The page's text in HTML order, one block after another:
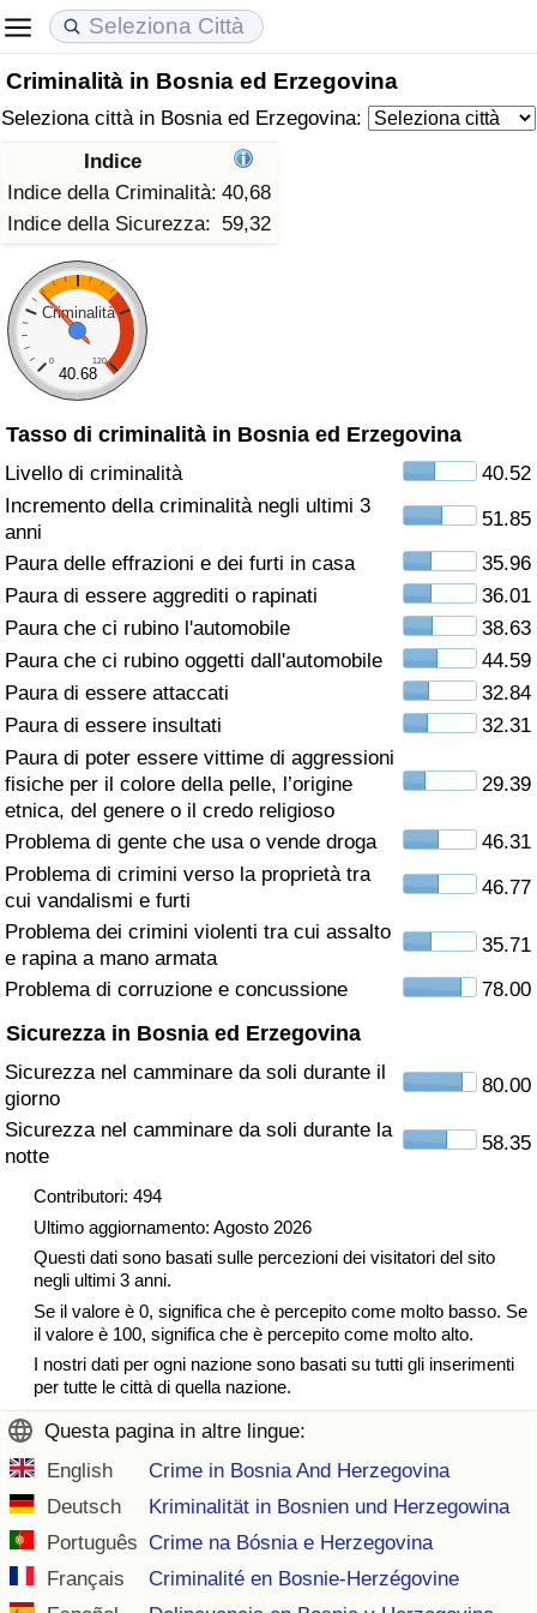
Criminalità in Bosnia ed Erzegovina
Seleziona città in Bosnia ed Erzegovina:
Indice
Indice della Criminalità: 40,68
Indice della Sicurezza: 59,32
Criminalità
0 120
40.68
Tasso di criminalità in Bosnia ed Erzegovina
Livello di criminalità
40.52
Incremento della criminalità negli ultimi 3
anni
51.85
Paura delle effrazioni e dei furti in casa
35.96
Paura di essere aggrediti o rapinati
36.01
Paura che ci rubino l'automobile
38.63
Paura che ci rubino oggetti dall'automobile
44.59
Paura di essere attaccati
32.84
Paura di essere insultati
32.31
Paura di poter essere vittime di aggressioni
fisiche per il colore della pelle, l’origine
etnica, del genere o il credo religioso
29.39
Problema di gente che usa o vende droga
46.31
Problema di crimini verso la proprietà tra
cui vandalismi e furti
46.77
Problema dei crimini violenti tra cui assalto
e rapina a mano armata
35.71
Problema di corruzione e concussione
78.00
Sicurezza in Bosnia ed Erzegovina
Sicurezza nel camminare da soli durante il
giorno
80.00
Sicurezza nel camminare da soli durante la
notte
58.35
Contributori: 494
Ultimo aggiornamento: Agosto 2026
Questi dati sono basati sulle percezioni dei visitatori del sito
negli ultimi 3 anni.
Se il valore è 0, significa che è percepito come molto basso. Se
il valore è 100, significa che è percepito come molto alto.
I nostri dati per ogni nazione sono basati su tutti gli inserimenti
per tutte le città di quella nazione.
Questa pagina in altre lingue:
English
Crime in Bosnia And Herzegovina
Deutsch
Kriminalität in Bosnien und Herzegowina
Português Crime na Bósnia e Herzegovina
Français
Criminalité en Bosnie-Herzégovine
Costo della vita
Indice Del Costo Della Vita (corrente)
Indice Del Costo Della Vita
Indice del Costo della Vita per Nazione
ad Aqaba
Prezzi degli immobili
Indice del Prezzo delle Case (Corrente)
Indice del Prezzo delle Case
Indice del Prezzo delle Case per Nazione
Qualità della Vita
Indice della Qualità della Vita
Indice della Qualità della Vita (Corrente)
Indice della qualità della vita per Paese
Criminalità
Indice del Tasso di Criminalità (Corrente)
Indice di criminalità per paese
Indice dell’Assistenza Sanitaria (Corrente)
Indice dell’Assistenza Sanitaria
Indice dell’Assistenza Sanitaria per
Nazione
Inquinamento
Indice dell’Inquinamento (Corrente)
Indice di inquinamento
Indice dell’Inquinamento per Nazione
Traffico
Indice del Traffico
Indice del traffico (Corrente)
Indice del traffico per Nazione